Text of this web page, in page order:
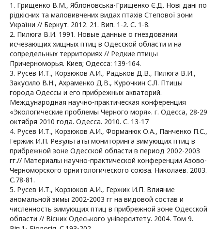
1. Грищенко В.М., Яблоновська-Грищенко Є.Д. Нові дані по
рідкісних та маловивчених видах птахів Степової зони
України // Беркут. 2012. 21. Вип. 1-2. С. 1-8.
2. Пилюга В.И. 1991. Новые данные о гнездовании
исчезающих хищных птиц в Одесской области и на
сопредельных территориях // Редкие птицы
Причерноморья. Киев; Одесса: 139-164.
3. Русев И.Т., Корзюков А.И., Радьков Д.В., Пилюга В.И.,
Закусило В.Н., Ахраменко Д.В., Курочкин С.Л. Птицы
города Одессы и его прибрежных акваторий.
Международная научно-практическая конференция
«Экологические проблемы Черного моря». г. Одесса, 28-29
октября 2010 года. Одесса. 2010. С. 13-17
4. Русев И.Т., Корзюков А.И., Форманюк О.А., Панченко П.С.,
Гержик И.П. Результаты мониторинга зимующих птиц в
прибрежной зоне Одесской области в период 2002-2003
гг.// Материалы научно-практической конференции Азово-
Черноморского орнитологического союза. Николаев. 2003.
С.78-81.
5. Русев И.Т., Корзюков А.И., Гержик И.П. Влияние
аномальной зимы 2002-2003 гг на видовой состав и
численность зимующих птиц в прибрежной зоне Одесской
области // Вісник Одеського університету. 2004. Том 9.